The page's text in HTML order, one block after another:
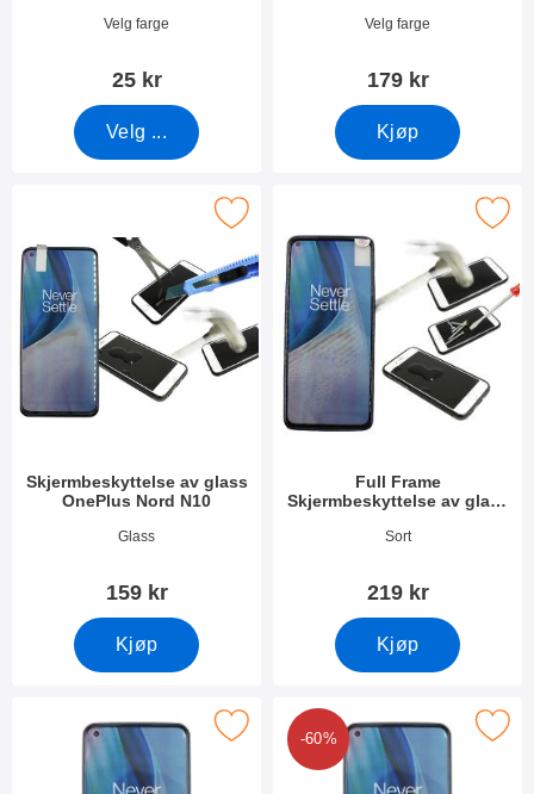
Varenummer 40789
Velg farge
25 kr
Velg ...
Varenummer 39024
Velg farge
179 kr
Kjøp
Skjermbeskyttelse av glass
OnePlus Nord N10
Varenummer 38713
Glass
159 kr
Kjøp
skjermbeskyttelse av glass OnePlus Nord N10 som favoritt
Full Frame
Skjermbeskyttelse av glass
Varenummer 39060
Sort
219 kr
Kjøp
Merk full Frame Skjermbeskyttelse av
skjermbeskyttelse OnePlus Nord N10 som favoritt
-60%
Merk 6-pakning Skjermbeskyttelse